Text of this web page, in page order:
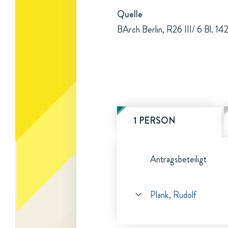
Quelle
BArch Berlin, R26 III/ 6 Bl. 142
1 PERSON
Antragsbeteiligt
Plank, Rudolf